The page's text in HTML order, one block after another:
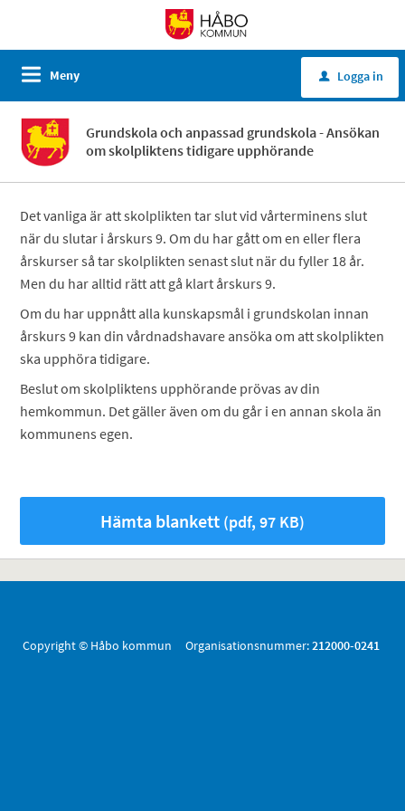
Meny u Logga in
Grundskola och anpassad grundskola - Ansökan
om skolpliktens tidigare upphörande
Det vanliga är att skolplikten tar slut vid vårterminens slut
när du slutar i årskurs 9. Om du har gått om en eller flera
årskurser så tar skolplikten senast slut när du fyller 18 år.
Men du har alltid rätt att gå klart årskurs 9.
Om du har uppnått alla kunskapsmål i grundskolan innan
årskurs 9 kan din vårdnadshavare ansöka om att skolplikten
ska upphöra tidigare.
Beslut om skolpliktens upphörande prövas av din
hemkommun. Det gäller även om du går i en annan skola än
kommunens egen.
Hämta blankett (pdf, 97 KB)
Copyright © Håbo kommun Organisationsnummer:212000-0241